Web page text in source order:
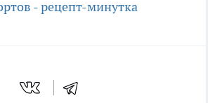
- рецепт-минутка